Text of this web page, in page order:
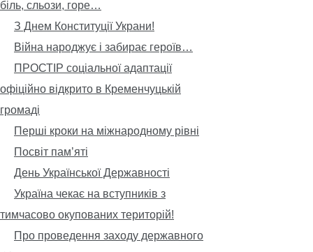
біль, сльози, горе…
З Днем Конституції Украни!
Війна народжує і забирає героїв…
ПРОСТІР соціальної адаптації
офіційно відкрито в Кременчуцькій
громаді
Перші кроки на міжнародному рівні
Посвіт пам’яті
День Української Державності
Україна чекає на вступників з
тимчасово окупованих територій!
Про проведення заходу державного